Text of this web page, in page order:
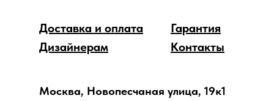
Дизайнерам
Доставка и оплата
Гарантия
Контакты
Москва, Новопесчаная улица, 19к1